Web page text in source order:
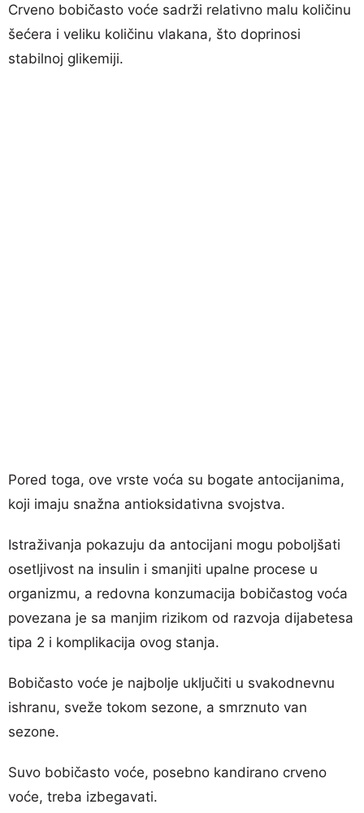
Crveno bobičasto voće sadrži relativno malu količinu
šećera i veliku količinu vlakana, što doprinosi
stabilnoj glikemiji.
Pored toga, ove vrste voća su bogate antocijanima,
koji imaju snažna antioksidativna svojstva.
Istraživanja pokazuju da antocijani mogu poboljšati
osetljivost na insulin i smanjiti upalne procese u
organizmu, a redovna konzumacija bobičastog voća
povezana je sa manjim rizikom od razvoja dijabetesa
tipa 2 i komplikacija ovog stanja.
Bobičasto voće je najbolje uključiti u svakodnevnu
ishranu, sveže tokom sezone, a smrznuto van
sezone.
Suvo bobičasto voće, posebno kandirano crveno
voće, treba izbegavati.